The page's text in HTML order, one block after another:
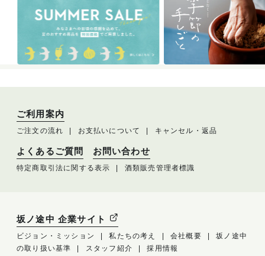
ご利用案内
ご注文の流れ お支払いについて キャンセル・返品
よくあるご質問 お問い合わせ
特定商取引法に関する表示 酒類販売管理者標識
坂ノ途中 企業サイト
ビジョン・ミッション 私たちの考え 会社概要
坂ノ途中
の取り扱い基準
スタッフ紹介 採用情報